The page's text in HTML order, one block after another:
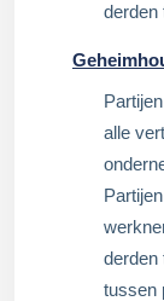
derden
alle
derden
tussen